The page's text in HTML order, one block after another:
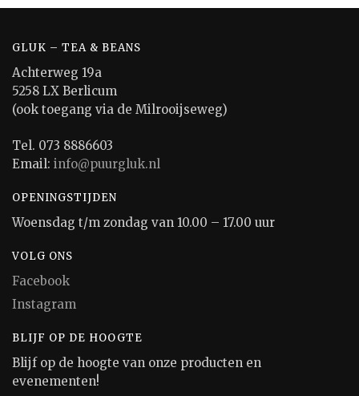
GLUK – TEA & BEANS
Achterweg 19a
5258 LX Berlicum
(ook toegang via de Milrooijseweg)
Tel. 073 8886603
Email: info@puurgluk.nl
OPENINGSTIJDEN
Woensdag t/m zondag van 10.00 – 17.00 uur
VOLG ONS
Facebook
Instagram
BLIJF OP DE HOOGTE
Blijf op de hoogte van onze producten en
evenementen!